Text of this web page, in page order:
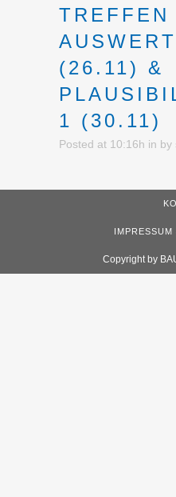
TREFFEN
(26.11) &
1 (30.11)
Posted at 10:16h in by
IMPRESSUM
Copyright by